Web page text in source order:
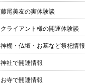
藤尾美友の実体験談
クライアント様の開運体験談
神棚・仏壇・お墓など祭祀情報
神社で開運情報
お寺で開運情報